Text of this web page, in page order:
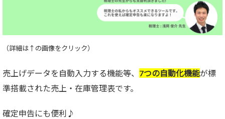
（詳細は↑の画像をクリック）
売上げデータを自動入力する機能等、 7つの自動化機能が標
準搭載された売上・在庫管理表です。
確定申告にも便利♪